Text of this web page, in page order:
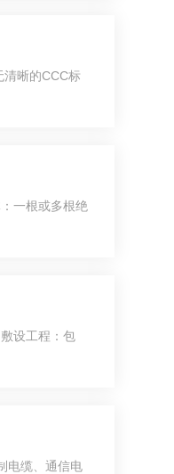
晰的CCC标
一根或多根绝
设工程：包
电缆、通信电